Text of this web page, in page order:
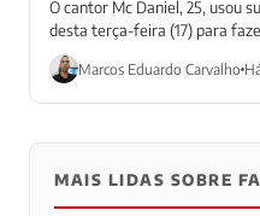
O cantor Mc Daniel, 25, usou
desta terça-feira (17) para
para...
Marcos Eduardo Carvalho
MAIS LIDAS SOBRE